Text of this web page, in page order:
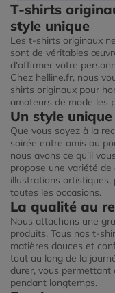
T-shirts
style unique
Les t-shirts originaux
sont de véritables
d'affirmer votre
Chez helline.fr, nous
shirts originaux pour
amateurs de mode les
Un style
Que vous soyez à la
soirée entre amis ou
nous avons ce qu'il
propose une variété
illustrations
toutes les occasions.
La qualité au
Nous attachons une
produits. Tous nos t-
matières douces et
tout au long de la
durer, vous permettant
pendant longtemps.